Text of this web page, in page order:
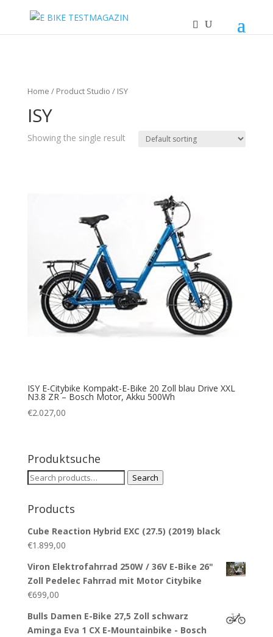
Home / Product Studio / ISY
ISY
Showing the single result
ISY E-Citybike Kompakt-E-Bike 20 Zoll blau Drive XXL
N3.8 ZR – Bosch Motor, Akku 500Wh
€2.027,00
Produktsuche
Search
Search
Products
Cube Reaction Hybrid EXC (27.5) (2019) black
€1.899,00
Viron Elektrofahrrad 250W / 36V E-Bike 26"
Zoll Pedelec Fahrrad mit Motor Citybike
€699,00
Bulls Damen E-Bike 27,5 Zoll schwarz
Aminga Eva 1 CX E-Mountainbike - Bosch